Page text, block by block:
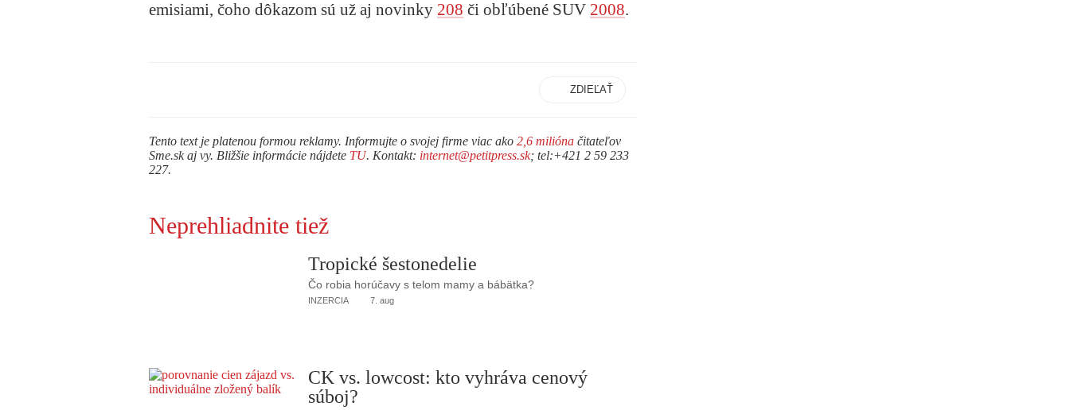
emisiami, čoho dôkazom sú už aj novinky 208 či obľúbené SUV 2008.
ZDIEĽAŤ
Tento text je platenou formou reklamy. Informujte o svojej firme viac ako 2,6 milióna čitateľov
Sme.sk aj vy. Bližšie informácie nájdete TU. Kontakt: internet@petitpress.sk; tel:+421 2 59 233
227.
Neprehliadnite tiež
Tropické šestonedelie
Čo robia horúčavy s telom mamy a bábätka?
INZERCIA 7. aug
CK vs. lowcost: kto vyhráva cenový
súboj?